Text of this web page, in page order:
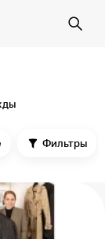
Фильтры